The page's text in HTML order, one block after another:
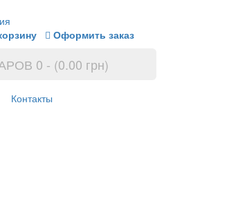
Оформить заказ
0 - (0.00 грн)
Контакты